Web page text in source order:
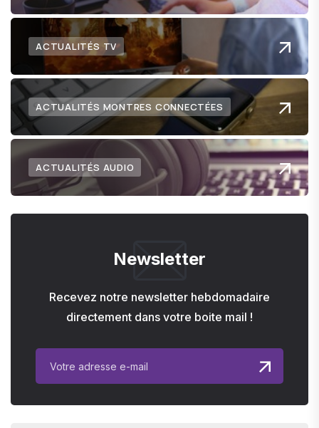
ACTUALITÉS TV
ACTUALITÉS MONTRES CONNECTÉES
ACTUALITÉS AUDIO
Newsletter
Recevez notre newsletter hebdomadaire
directement dans votre boite mail !